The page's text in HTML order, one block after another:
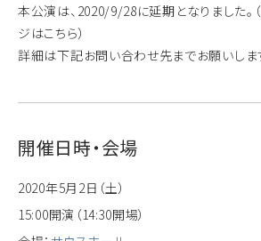
本公演は、2020/9/28に延期となりました。
ジはこちら）
詳細は下記お問い合わせ先までお願いしま
開催日時・会場
2020年5月2日（土）
15:00開演（14:30開場）